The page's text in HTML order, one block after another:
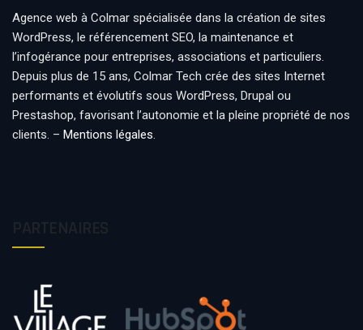
Agence web à Colmar spécialisée dans la création de sites
WordPress, le référencement SEO, la maintenance et
l’infogérance pour entreprises, associations et particuliers.
Depuis plus de 15 ans, Colmar Tech crée des sites Internet
performants et évolutifs sous WordPress, Drupal ou
Prestashop, favorisant l’autonomie et la pleine propriété de nos
clients. – Mentions légales.